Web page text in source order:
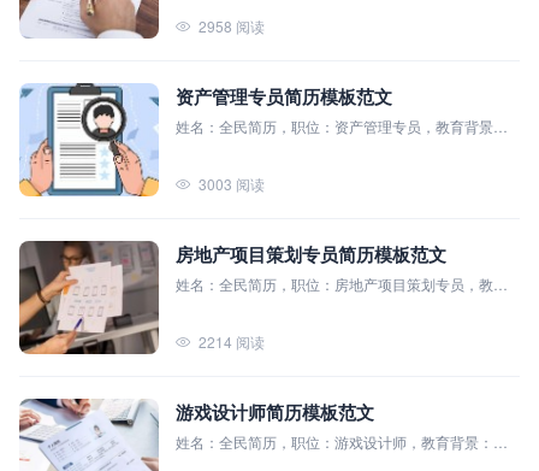
2958 阅读
资产管理专员简历模板范文
姓名：全民简历，职位：资产管理专员，教育背景：
学、公司财务
3003 阅读
房地产项目策划专员简历模板范文
姓名：全民简历，职位：房地产项目策划专员，教育
理等2214 阅读
游戏设计师简历模板范文
姓名：全民简历，职位：游戏设计师，教育背景：上